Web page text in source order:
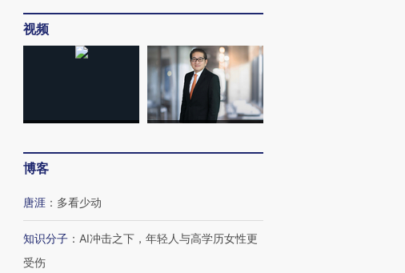
视频
博客
唐涯 ： 多看少动
知识分子 ： AI冲击之下，年轻人与高学历女性更
受伤